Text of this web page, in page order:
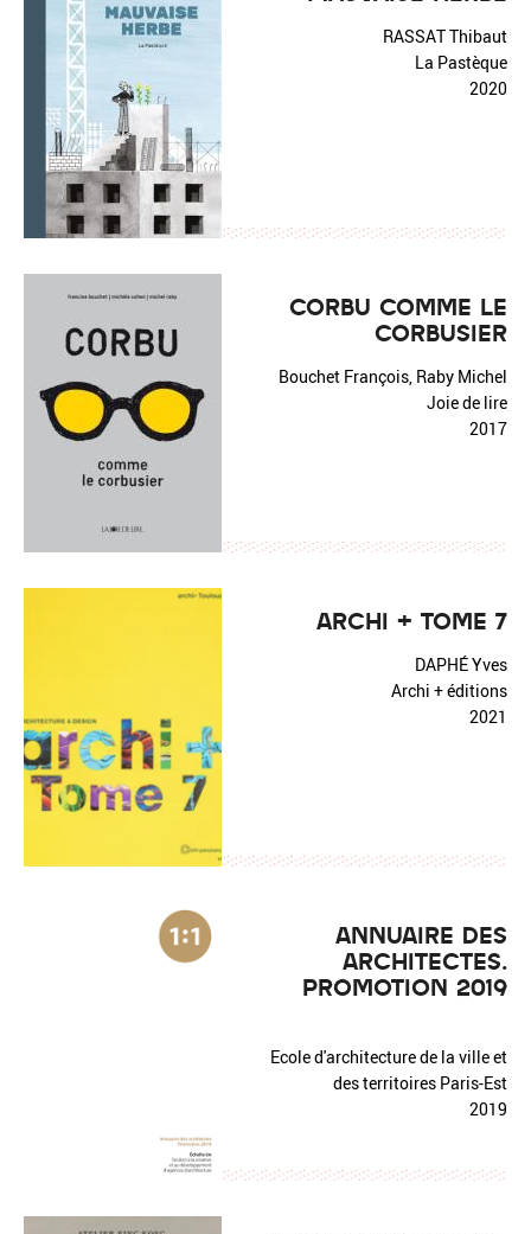
RASSAT Thibaut
La Pastèque
2020
CORBU COMME LE
CORBUSIER
Bouchet François, Raby Michel
Joie de lire
2017
ARCHI + TOME 7
DAPHÉ Yves
Archi + éditions
2021
ANNUAIRE DES
ARCHITECTES.
PROMOTION 2019
Ecole d'architecture de la ville et
des territoires Paris-Est
2019